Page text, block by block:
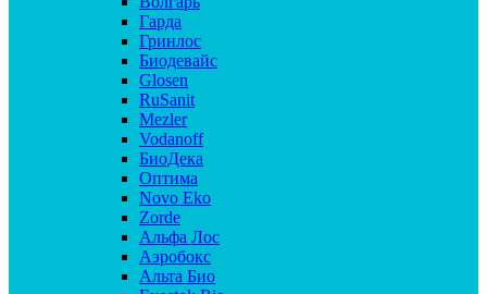
Гарда
Гринлос
Биодевайс
Glosen
RuSanit
Mezler
Vodanoff
БиоДека
Оптима
Novo Eko
Zorde
Альфа Лос
Аэробокс
Альта Био